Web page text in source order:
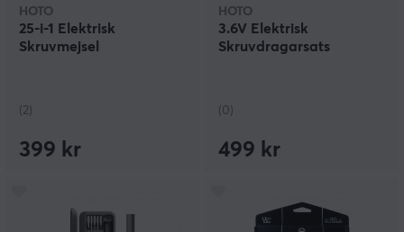
HOTO
25-i-1 Elektrisk
Skruvmejsel
(2)
399 kr
HOTO
3.6V Elektrisk
Skruvdragarsats
(0)
499 kr